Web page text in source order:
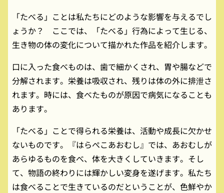
「たべる」ことは私たちにどのような影響を与えるでし
ょうか？ ここでは、「たべる」行為によって生じる、
生き物の体の変化について描かれた作品を紹介します。
口に入った食べものは、歯で細かくされ、胃や腸などで
分解されます。栄養は吸収され、残りは体の外に排泄さ
れます。時には、食べたものが原因で病気になることも
あります。
「たべる」ことで得られる栄養は、活動や成長に欠かせ
ないものです。『はらぺこあおむし』では、あおむしが
あらゆるものを食べ、体を大きくしていきます。そし
て、物語の終わりには輝かしい変身を遂げます。私たち
は食べることで生きているのだということが、色鮮やか